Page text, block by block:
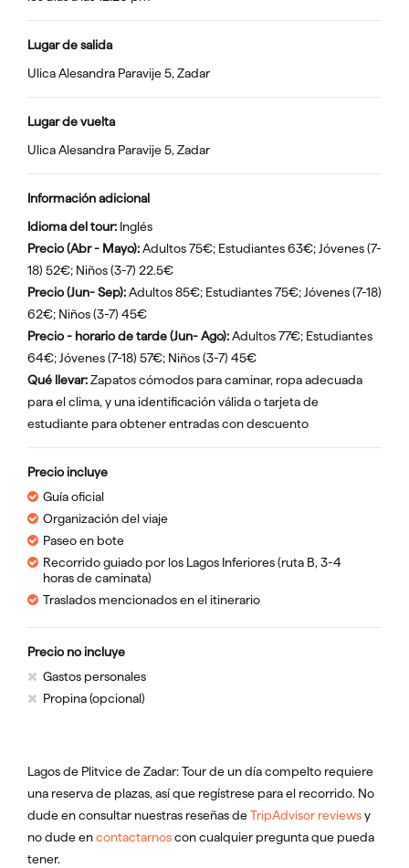
Lugar de salida
Ulica Alesandra Paravije 5, Zadar
Lugar de vuelta
Ulica Alesandra Paravije 5, Zadar
Información adicional
Idioma del tour: Inglés
Precio (Abr - Mayo):Adultos 75€; Estudiantes 63€; Jóvenes (7-
18) 52€; Niños (3-7) 22.5€
Precio (Jun- Sep):Adultos 85€; Estudiantes 75€; Jóvenes (7-18)
62€; Niños (3-7) 45€
Precio - horario de tarde (Jun- Ago):Adultos 77€; Estudiantes
64€; Jóvenes (7-18) 57€; Niños (3-7) 45€
Qué llevar:Zapatos cómodos para caminar, ropa adecuada
para el clima, y una identificación válida o tarjeta de
estudiante para obtener entradas con descuento
Precio incluye
Guía oficial
Organización del viaje
Paseo en bote
Recorrido guiado por los Lagos Inferiores (ruta B, 3-4
horas de caminata)
Traslados mencionados en el itinerario
Precio no incluye
Gastos personales
Propina (opcional)
Lagos de Plitvice de Zadar: Tour de un día compelto requiere
una reserva de plazas, así que regístrese para el recorrido. No
dude en consultar nuestras reseñas deTripAdvisor reviewsy
no dude encontactarnoscon cualquier pregunta que pueda
tener.